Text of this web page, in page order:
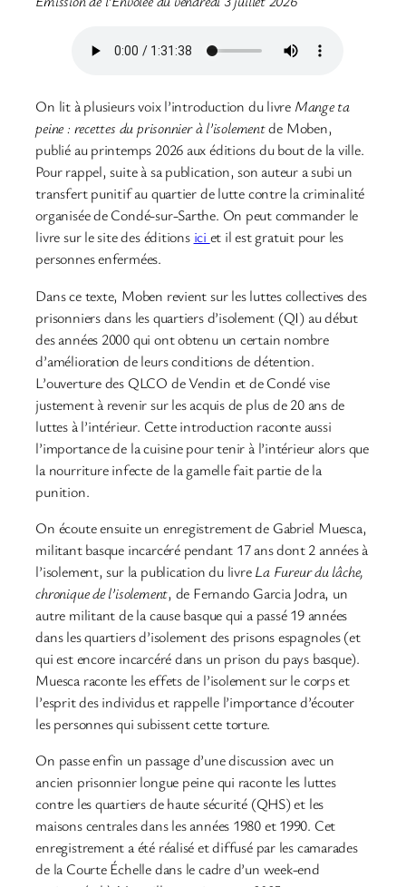
On lit à plusieurs voix l’introduction du livre Mange ta
peine : recettes du prisonnier à l’isolementde Moben,
publié au printemps 2026 aux éditions du bout de la ville.
Pour rappel, suite à sa publication, son auteur a subi un
transfert punitif au quartier de lutte contre la criminalité
organisée de Condé-sur-Sarthe. On peut commander le
livre sur le site des éditions ici et il est gratuit pour les
personnes enfermées.
Dans ce texte, Moben revient sur les luttes collectives des
prisonniers dans les quartiers d’isolement (QI) au début
des années 2000 qui ont obtenu un certain nombre
d’amélioration de leurs conditions de détention.
L’ouverture des QLCO de Vendin et de Condé vise
justement à revenir sur les acquis de plus de 20 ans de
luttes à l’intérieur. Cette introduction raconte aussi
l’importance de la cuisine pour tenir à l’intérieur alors que
la nourriture infecte de la gamelle fait partie de la
punition.
On écoute ensuite un enregistrement de Gabriel Muesca,
militant basque incarcéré pendant 17 ans dont 2 années à
l’isolement, sur la publication du livreLa Fureur du lâche,
chronique de l’isolement, de Fernando Garcia Jodra, un
autre militant de la cause basque qui a passé 19 années
dans les quartiers d’isolement des prisons espagnoles (et
qui est encore incarcéré dans un prison du pays basque).
Muesca raconte les effets de l’isolement sur le corps et
l’esprit des individus et rappelle l’importance d’écouter
les personnes qui subissent cette torture.
On passe enfin un passage d’une discussion avec un
ancien prisonnier longue peine qui raconte les luttes
contre les quartiers de haute sécurité (QHS) et les
maisons centrales dans les années 1980 et 1990. Cet
enregistrement a été réalisé et diffusé par les camarades
de la Courte Échelle dans le cadre d’un week-end